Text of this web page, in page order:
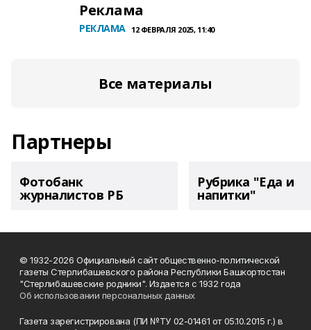
Реклама
РЕКЛАМА 12 ФЕВРАЛЯ 2025, 11:40
Все материалы
Партнеры
Фотобанк
журналистов РБ
Рубрика "Еда и
напитки"
© 1932-2026 Официальный сайт общественно-политической
газеты Стерлибашевского района Республики Башкортостан
"Стерлибашевские родники". Издается с 1932 года
Об использовании персональных данных
Газета зарегистрирована (ПИ №ТУ 02-01461 от 05.10.2015 г.) в